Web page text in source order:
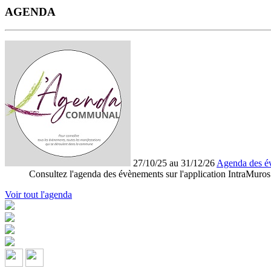
AGENDA
27/10/25 au 31/12/26 Agenda des
Consultez l'agenda des évènements sur l'application IntraMuros
Voir tout l'agenda